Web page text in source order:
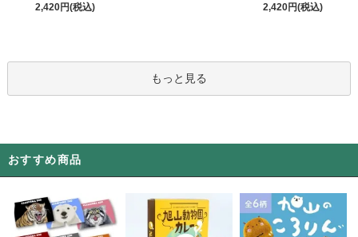
2,420円(税込)
2,420円(税込)
もっと見る
おすすめ商品